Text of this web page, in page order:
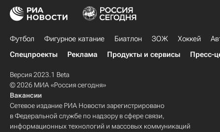
Футбол Фигурное катание Биатлон ЗОЖ Хоккей
Спецпроекты
Реклама Продукты и сервисы Пресс-
Версия 2023.1 Beta
© 2026 МИА «Россия сегодня»
Вакансии
Сетевое издание РИА Новости зарегистрировано
в Федеральной службе по надзору в сфере связи,
информационных технологий и массовых коммуникаций